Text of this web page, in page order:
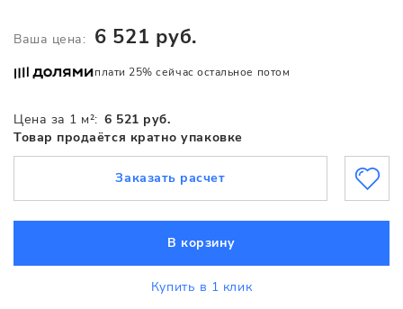
Цена за 1 м²: 6 521 руб.
Товар продаётся кратно упаковке
Ваша цена: 6 521 руб.
плати 25% сейчас остальное потом
В корзину
Купить в 1 клик
Заказать расчет